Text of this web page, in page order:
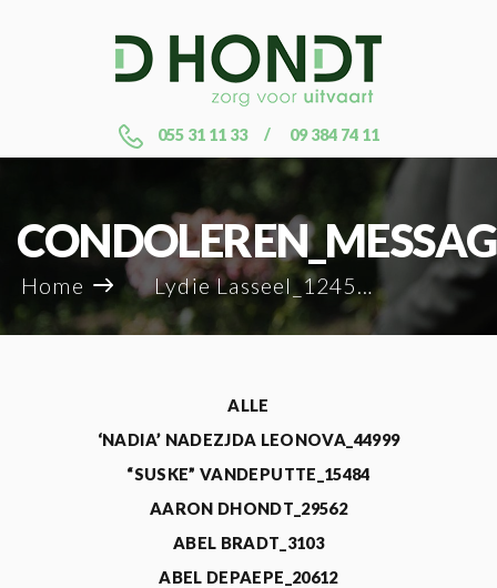
055 31 11 33 09 384 74 11
Home Lydie Lasseel_124545
ALLE
‘NADIA’ NADEZJDA LEONOVA_44999
“SUSKE” VANDEPUTTE_15484
AARON DHONDT_29562
ABEL BRADT_3103
ABEL DEPAEPE_20612